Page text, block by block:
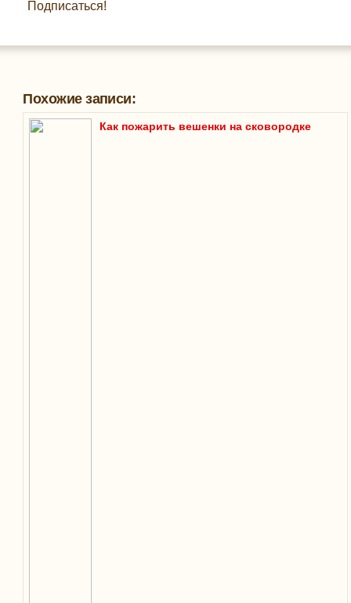
Подписаться!
Похожие записи:
Как пожарить вешенки на сковородке